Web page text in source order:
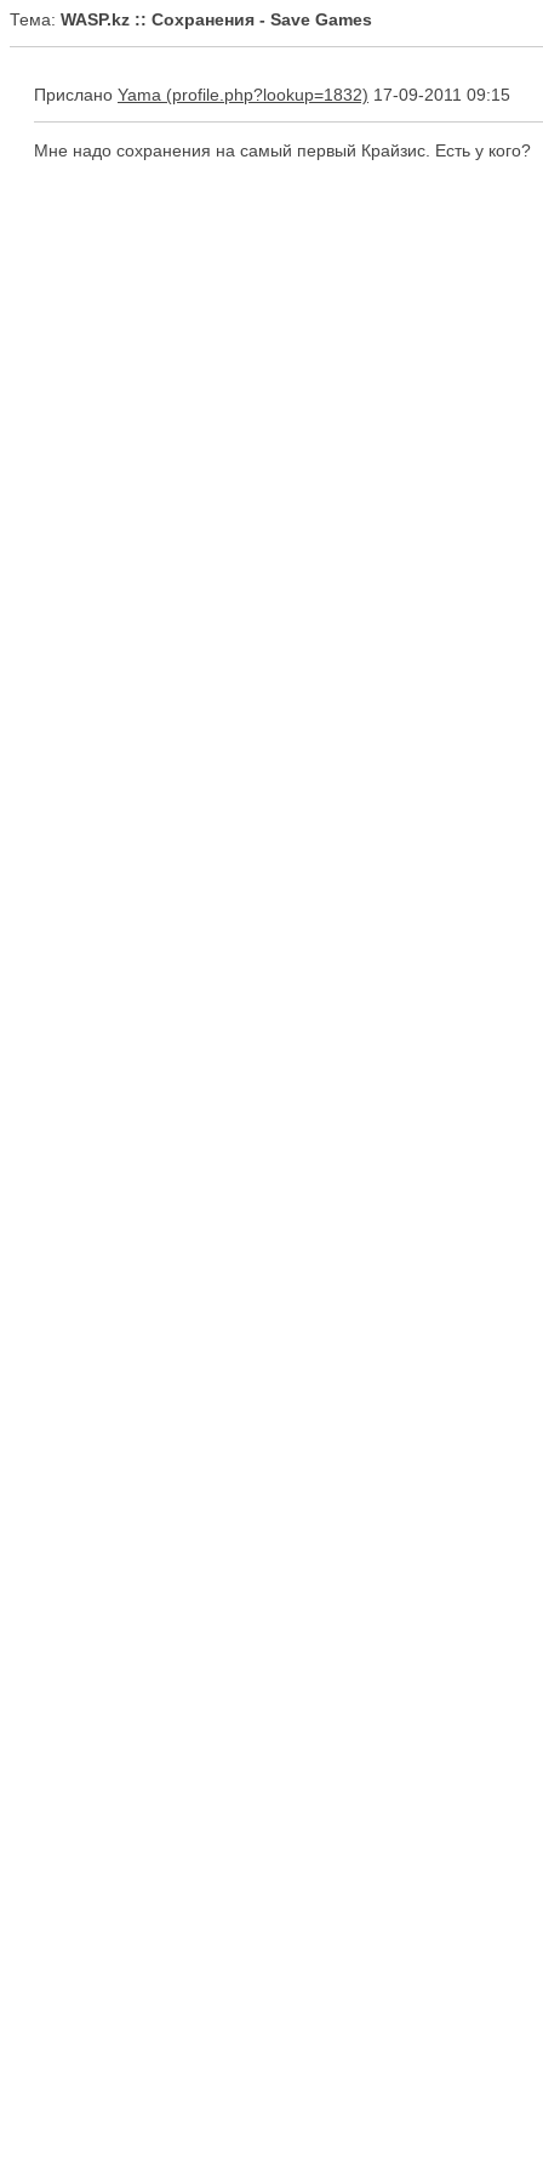
Тема: WASP.kz :: Сохранения - Save Games
Прислано Yama 17-09-2011 09:15
Мне надо сохранения на самый первый Крайзис. Есть у кого?